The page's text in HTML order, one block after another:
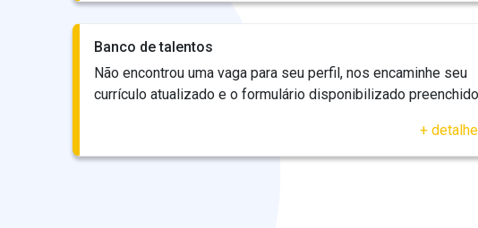
Banco de talentos
Não encontrou uma vaga para seu perfil, nos encaminhe seu
currículo atualizado e o formulário disponibilizado
+